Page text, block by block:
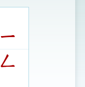
示
ㄧ
ㄥ